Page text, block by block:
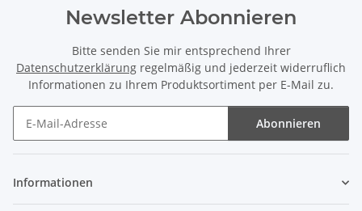
Newsletter Abonnieren
Bitte senden Sie mir entsprechend Ihrer
Datenschutzerklärung regelmäßig und jederzeit widerruflich
Informationen zu Ihrem Produktsortiment per E-Mail zu.
Abonnieren
Informationen